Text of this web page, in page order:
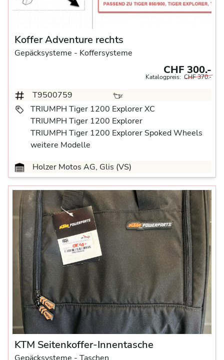
Koffer Adventure rechts
Gepäcksysteme - Koffersysteme
CHF 300.-
Katalogpreis: CHF 370.-
T9500759
TRIUMPH Tiger 1200 Explorer XC
TRIUMPH Tiger 1200 Explorer
TRIUMPH Tiger 1200 Explorer Spoked Wheels
weitere Modelle
Holzer Motos AG, Glis (VS)
KTM Seitenkoffer-Innentasche